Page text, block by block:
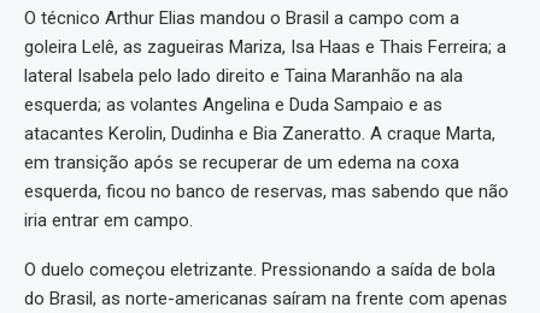
O técnico Arthur Elias mandou o Brasil a campo com a
goleira Lelê, as zagueiras Mariza, Isa Haas e Thais Ferreira; a
lateral Isabela pelo lado direito e Taina Maranhão na ala
esquerda; as volantes Angelina e Duda Sampaio e as
atacantes Kerolin, Dudinha e Bia Zaneratto. A craque Marta,
em transição após se recuperar de um edema na coxa
esquerda, ficou no banco de reservas, mas sabendo que não
iria entrar em campo.
O duelo começou eletrizante. Pressionando a saída de bola
do Brasil, as norte-americanas saíram na frente com apenas